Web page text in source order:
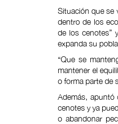
Situación que se
dentro de los
de los cenotes”
expanda su
“Que se
mantener el
o forma parte de
Además, apuntó
cenotes y ya
o abandonar